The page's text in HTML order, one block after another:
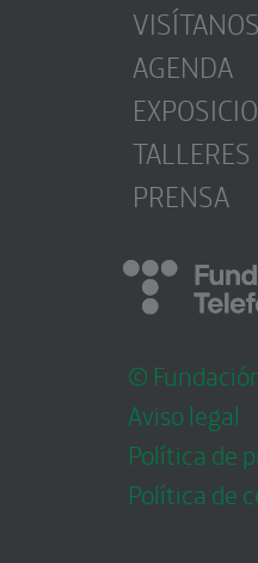
VISÍTANOS
AGENDA
TALLERES
PRENSA
©
Aviso legal
Política de
Política de